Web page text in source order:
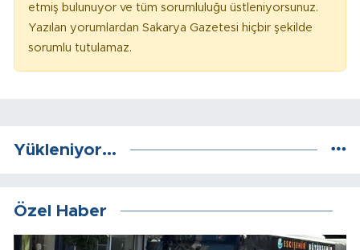
etmiş bulunuyor ve tüm sorumluluğu üstleniyorsunuz.
Yazılan yorumlardan Sakarya Gazetesi hiçbir şekilde
sorumlu tutulamaz.
Yükleniyor...
Özel Haber